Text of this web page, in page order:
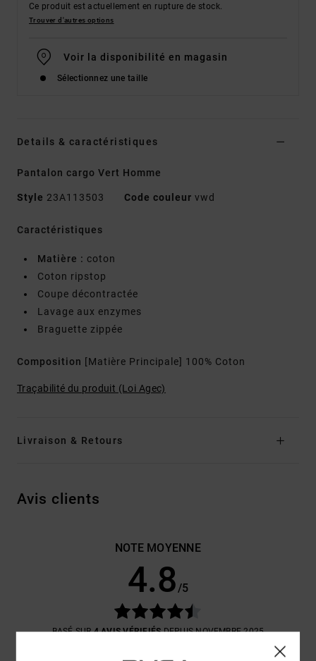
Ce produit est actuellement en rupture de stock.
Trouver d'autres options
Voir la disponibilité en magasin
Sélectionnez une taille
Details & caractéristiques
Pantalon cargo Vert Homme
Style 23A113503 Code couleur vwd
Caractéristiques
Matière : coton
Coton ripstop
Coupe décontractée
Lavage aux enzymes
Braguette zippée
Composition [Matière Principale] 100% Coton
Traçabilité du produit (Loi Agec)
Livraison & Retours
Avis clients
NOTE MOYENNE
4.8/5
BASÉ SUR4 AVIS VÉRIFIÉSDEPUIS NOVEMBRE 2025